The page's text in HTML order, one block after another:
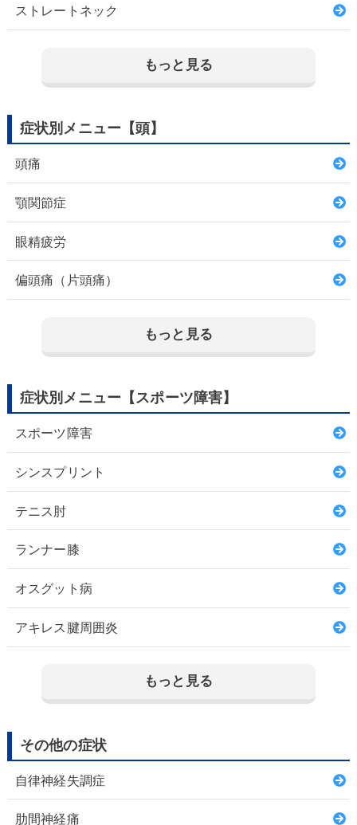
ストレートネック
もっと見る
症状別メニュー【頭】
頭痛
顎関節症
眼精疲労
偏頭痛（片頭痛）
もっと見る
症状別メニュー【スポーツ障害】
スポーツ障害
シンスプリント
テニス肘
ランナー膝
オスグット病
アキレス腱周囲炎
もっと見る
その他の症状
自律神経失調症
肋間神経痛